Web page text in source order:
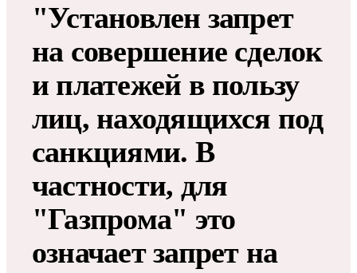
"Установлен запрет
на совершение сделок
и платежей в пользу
лиц, находящихся под
санкциями. В
частности, для
"Газпрома" это
означает запрет на